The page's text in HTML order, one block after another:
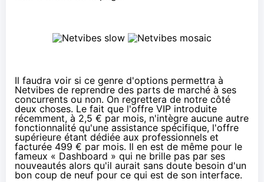
Il faudra voir si ce genre d'options permettra à
Netvibes de reprendre des parts de marché à ses
concurrents ou non. On regrettera de notre côté
deux choses. Le fait que l'offre VIP introduite
récemment, à 2,5 € par mois, n'intègre aucune autre
fonctionnalité qu'une assistance spécifique, l'offre
supérieure étant dédiée aux professionnels et
facturée 499 € par mois. Il en est de même pour le
fameux « Dashboard » qui ne brille pas par ses
nouveautés alors qu'il aurait sans doute besoin d'un
bon coup de neuf pour ce qui est de son interface.